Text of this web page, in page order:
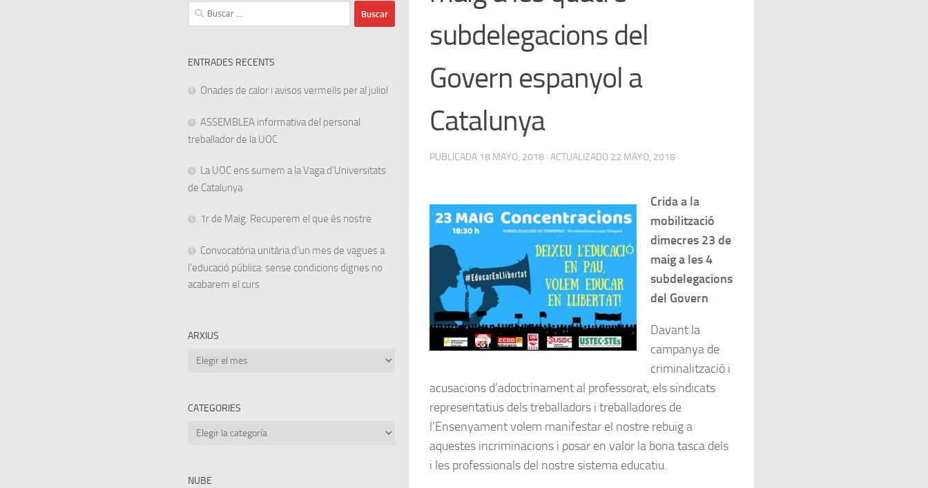
subdelegacions del
Govern espanyol a
Catalunya
PUBLICADA 18 MAYO, 2018 · ACTUALIZADO 22 MAYO, 2018
Crida a la
mobilització
dimecres 23 de
maig a les 4
subdelegacions
del Govern
Davant la
campanya de
criminalització i
acusacions d’adoctrinament al professorat, els sindicats
representatius dels treballadors i treballadores de
l’Ensenyament volem manifestar el nostre rebuig a
aquestes incriminacions i posar en valor la bona tasca dels
i les professionals del nostre sistema educatiu.
Buscar:
ENTRADES RECENTS
Onades de calor i avisos vermells per al juliol
ASSEMBLEA informativa del personal
treballador de la UOC
La UOC ens sumem a la Vaga d’Universitats
de Catalunya
1r de Maig: Recuperem el que és nostre
Convocatòria unitària d’un mes de vagues a
l’educació pública: sense condicions dignes no
acabarem el curs
ARXIUS
Arxius
CATEGORIES
Categories
NUBE